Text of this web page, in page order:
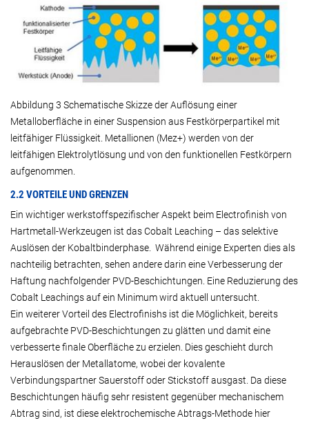
Abbildung 3 Schematische Skizze der Auflösung einer
Metalloberfläche in einer Suspension aus Festkörperpartikel mit
leitfähiger Flüssigkeit. Metallionen (Mez+) werden von der
leitfähigen Elektrolytlösung und von den funktionellen Festkörpern
aufgenommen.
2.2 VORTEILE UND GRENZEN
Ein wichtiger werkstoffspezifischer Aspekt beim Electrofinish von
Hartmetall-Werkzeugen ist das Cobalt Leaching – das selektive
Auslösen der Kobaltbinderphase. Während einige Experten dies als
nachteilig betrachten, sehen andere darin eine Verbesserung der
Haftung nachfolgender PVD-Beschichtungen. Eine Reduzierung des
Cobalt Leachings auf ein Minimum wird aktuell untersucht.
Ein weiterer Vorteil des Electrofinishs ist die Möglichkeit, bereits
aufgebrachte PVD-Beschichtungen zu glätten und damit eine
verbesserte finale Oberfläche zu erzielen. Dies geschieht durch
Herauslösen der Metallatome, wobei der kovalente
Verbindungspartner Sauerstoff oder Stickstoff ausgast. Da diese
Beschichtungen häufig sehr resistent gegenüber mechanischem
Abtrag sind, ist diese elektrochemische Abtrags-Methode hier